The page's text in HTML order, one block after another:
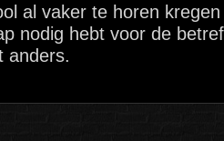
al vaker te horen
nodig hebt voor de
anders.